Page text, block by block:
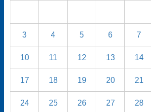
3 4 5 6 7
10 11 12 13 14
17 18 19 20 21
24 25 26 27 28